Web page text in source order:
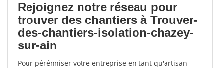
Rejoignez notre réseau pour
trouver des chantiers à Trouver-
des-chantiers-isolation-chazey-
sur-ain
Pour pérénniser votre entreprise en tant qu'artisan